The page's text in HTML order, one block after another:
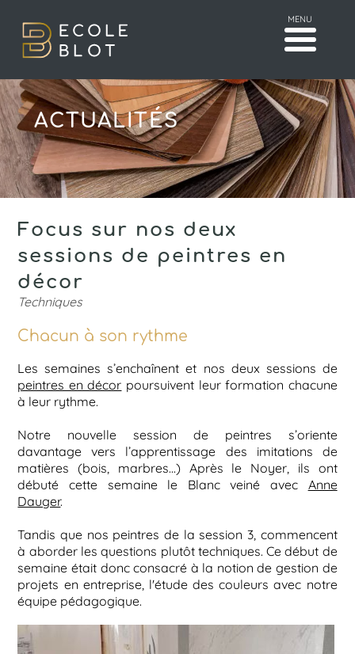
MENU
ACTUALITÉS
Focus sur nos deux
sessions de peintres en
décor
Techniques
Chacun à son rythme
Les semaines s’enchaînent et nos deux sessions de
peintres en décor poursuivent leur formation chacune
à leur rythme.
Notre nouvelle session de peintres s’oriente
davantage vers l’apprentissage des imitations de
matières (bois, marbres…) Après le Noyer, ils ont
débuté cette semaine le Blanc veiné avec Anne
Dauger.
Tandis que nos peintres de la session 3, commencent
à aborder les questions plutôt techniques. Ce début de
semaine était donc consacré à la notion de gestion de
projets en entreprise, l'étude des couleurs avec notre
équipe pédagogique.